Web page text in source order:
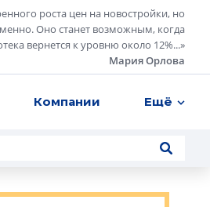
роста цен на новостройки, но
Оно станет возможным, когда
вернется к уровню около 12%...»
Мария Орлова
Компании Ещё